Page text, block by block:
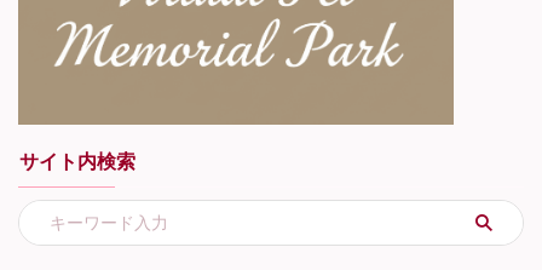
サイト内検索